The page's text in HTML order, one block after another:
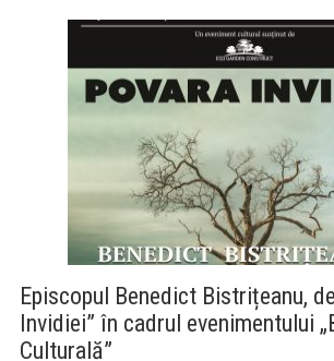
Episcopul Benedict Bistrițeanu,
Invidiei” în cadrul evenimentului
Culturală”